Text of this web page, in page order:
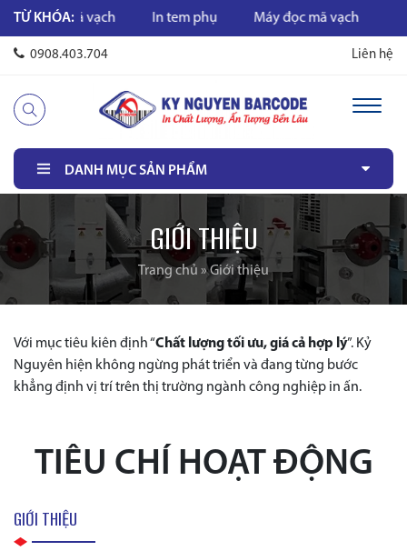
TỪ KHÓA:
mã vạch In tem phụ Máy đọc mã vạch Máy in
0908.403.704 Liên hệ
DANH MỤC SẢN PHẨM
GIỚI THIỆU
Trang chủ »Giới thiệu
Với mục tiêu kiên định “Chất lượng tối ưu, giá cả hợp lý”. Kỷ
Nguyên hiện không ngừng phát triển và đang từng bước
khẳng định vị trí trên thị trường ngành công nghiệp in ấn.
TIÊU CHÍ HOẠT ĐỘNG
GIỚI THIỆU